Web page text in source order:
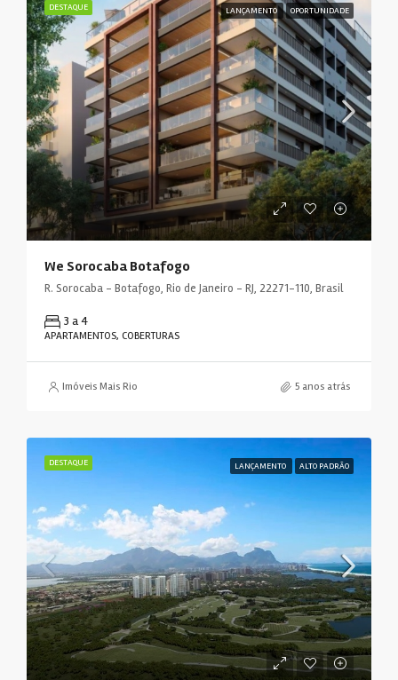
DESTAQUE LANÇAMENTO OPORTUNIDADE
We Sorocaba Botafogo
R. Sorocaba - Botafogo, Rio de Janeiro - RJ, 22271-110, Brasil
3 a 4
APARTAMENTOS, COBERTURAS
Imóveis Mais Rio 5 anos atrás
DESTAQUE LANÇAMENTO ALTO PADRÃO